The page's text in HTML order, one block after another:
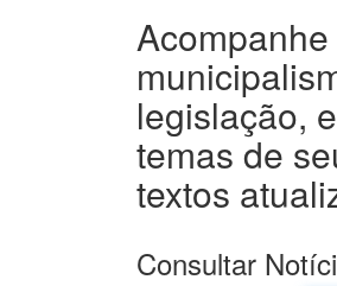
legislação,
temas de
textos
Consultar